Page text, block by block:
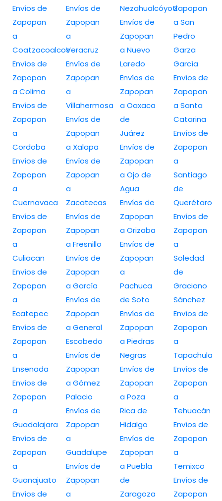
Envíos de
Zapopan
a
Coatzacoalcos
Envíos de
Zapopan
a Colima
Envíos de
Zapopan
a
Cordoba
Envíos de
Zapopan
a
Cuernavaca
Envíos de
Zapopan
a
Culiacan
Envíos de
Zapopan
a
Ecatepec
Envíos de
Zapopan
a
Ensenada
Envíos de
Zapopan
a
Guadalajara
Envíos de
Zapopan
a
Guanajuato
Envíos de
Envíos de
Zapopan
a
Veracruz
Envíos de
Zapopan
a
Villahermosa
Envíos de
Zapopan
a Xalapa
Envíos de
Zapopan
a
Zacatecas
Envíos de
Zapopan
a Fresnillo
Envíos de
Zapopan
a García
Envíos de
Zapopan
a General
Escobedo
Envíos de
Zapopan
a Gómez
Palacio
Envíos de
Zapopan
a
Guadalupe
Envíos de
Zapopan
a
Nezahualcóyotl
Envíos de
Zapopan
a Nuevo
Laredo
Envíos de
Zapopan
a Oaxaca
de
Juárez
Envíos de
Zapopan
a Ojo de
Agua
Envíos de
Zapopan
a Orizaba
Envíos de
Zapopan
a
Pachuca
de Soto
Envíos de
Zapopan
a Piedras
Negras
Envíos de
Zapopan
a Poza
Rica de
Hidalgo
Envíos de
Zapopan
a Puebla
de
Zaragoza
Zapopan
a San
Pedro
Garza
García
Envíos de
Zapopan
a Santa
Catarina
Envíos de
Zapopan
a
Santiago
de
Querétaro
Envíos de
Zapopan
a
Soledad
de
Graciano
Sánchez
Envíos de
Zapopan
a
Tapachula
Envíos de
Zapopan
a
Tehuacán
Envíos de
Zapopan
a
Temixco
Envíos de
Zapopan